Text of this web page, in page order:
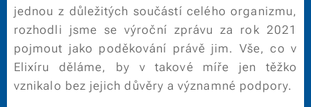
jednou z důležitých součástí celého organizmu,
rozhodli jsme se výroční zprávu za rok 2021
pojmout jako poděkování právě jim. Vše, co v
Elixíru děláme, by v takové míře jen těžko
vznikalo bez jejich důvěry a významné podpory.